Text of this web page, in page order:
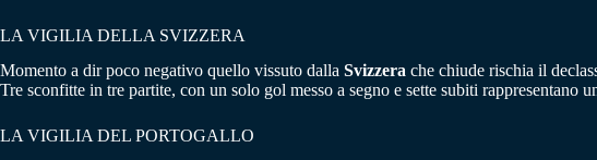
LA VIGILIA DELLA SVIZZERA
Momento a dir poco negativo quello vissuto dalla Svizzera che chiude rischia il
Tre sconfitte in tre partite, con un solo gol messo a segno e sette subiti
LA VIGILIA DEL PORTOGALLO